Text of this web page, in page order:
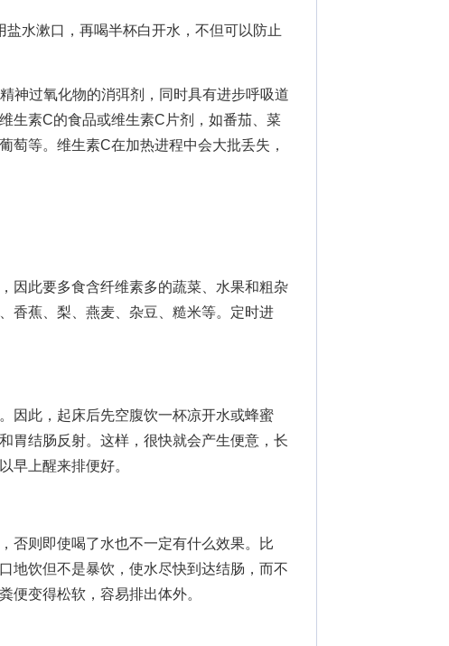
水漱口，再喝半杯白开水，不但可以防止
过氧化物的消弭剂，同时具有进步呼吸道
生素C的食品或维生素C片剂，如番茄、菜
萄等。维生素C在加热进程中会大批丢失，
此要多食含纤维素多的蔬菜、水果和粗杂
香蕉、梨、燕麦、杂豆、糙米等。定时进
此，起床后先空腹饮一杯凉开水或蜂蜜
胃结肠反射。这样，很快就会产生便意，长
早上醒来排便好。
则即使喝了水也不一定有什么效果。比
地饮但不是暴饮，使水尽快到达结肠，而不
便变得松软，容易排出体外。